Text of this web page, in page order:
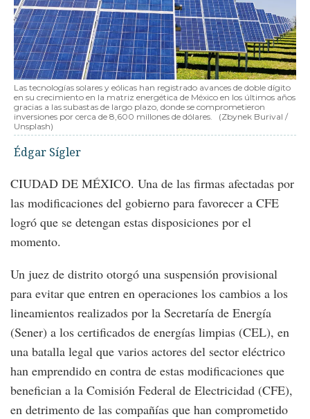
Las tecnologías solares y eólicas han registrado avances de doble dígito
en su crecimiento en la matriz energética de México en los últimos años
gracias a las subastas de largo plazo, donde se comprometieron
inversiones por cerca de 8,600 millones de dólares.
(Zbynek Burival /
Unsplash)
Édgar Sígler
CIUDAD DE MÉXICO. Una de las firmas afectadas por
las modificaciones del gobierno para favorecer a CFE
logró que se detengan estas disposiciones por el
momento.
Un juez de distrito otorgó una suspensión provisional
para evitar que entren en operaciones los cambios a los
lineamientos realizados por la Secretaría de Energía
(Sener) a los certificados de energías limpias (CEL), en
una batalla legal que varios actores del sector eléctrico
han emprendido en contra de estas modificaciones que
benefician a la Comisión Federal de Electricidad (CFE),
en detrimento de las compañías que han comprometido